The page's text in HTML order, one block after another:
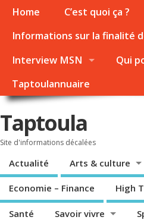
Home C’est quoi ça ?
Informations sur la finalité
Interview MSN
Qui
Taptoulannuaire
Taptoula
Site d'informations décalées
Actualité Arts & culture
Economie – Finance High
Santé Savoir vivre